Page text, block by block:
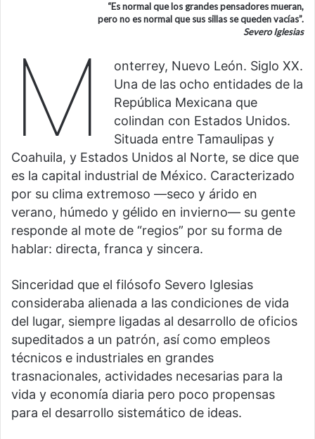
“Es normal que los grandes pensadores mueran,
pero no es normal que sus sillas se queden vacías”.
Severo Iglesias
M
onterrey, Nuevo León. Siglo XX.
Una de las ocho entidades de la
República Mexicana que
colindan con Estados Unidos.
Situada entre Tamaulipas y
Coahuila, y Estados Unidos al Norte, se dice que
es la capital industrial de México. Caracterizado
por su clima extremoso —seco y árido en
verano, húmedo y gélido en invierno— su gente
responde al mote de “regios” por su forma de
hablar: directa, franca y sincera.
Sinceridad que el filósofo Severo Iglesias
consideraba alienada a las condiciones de vida
del lugar, siempre ligadas al desarrollo de oficios
supeditados a un patrón, así como empleos
técnicos e industriales en grandes
trasnacionales, actividades necesarias para la
vida y economía diaria pero poco propensas
para el desarrollo sistemático de ideas.